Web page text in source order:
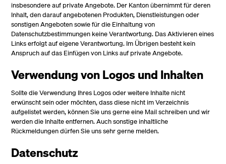
insbesondere auf private Angebote. Der Kanton übernimmt für deren
Inhalt, den darauf angebotenen Produkten, Dienstleistungen oder
sonstigen Angeboten sowie für die Einhaltung von
Datenschutzbestimmungen keine Verantwortung. Das Aktivieren eines
Links erfolgt auf eigene Verantwortung. Im Übrigen besteht kein
Anspruch auf das Einfügen von Links auf private Angebote.
Verwendung von Logos und Inhalten
Sollte die Verwendung Ihres Logos oder weitere Inhalte nicht
erwünscht sein oder möchten, dass diese nicht im Verzeichnis
aufgelistet werden, können Sie uns gerne eine Mail schreiben und wir
werden die Inhalte entfernen. Auch sonstige inhaltliche
Rückmeldungen dürfen Sie uns sehr gerne melden.
Datenschutz